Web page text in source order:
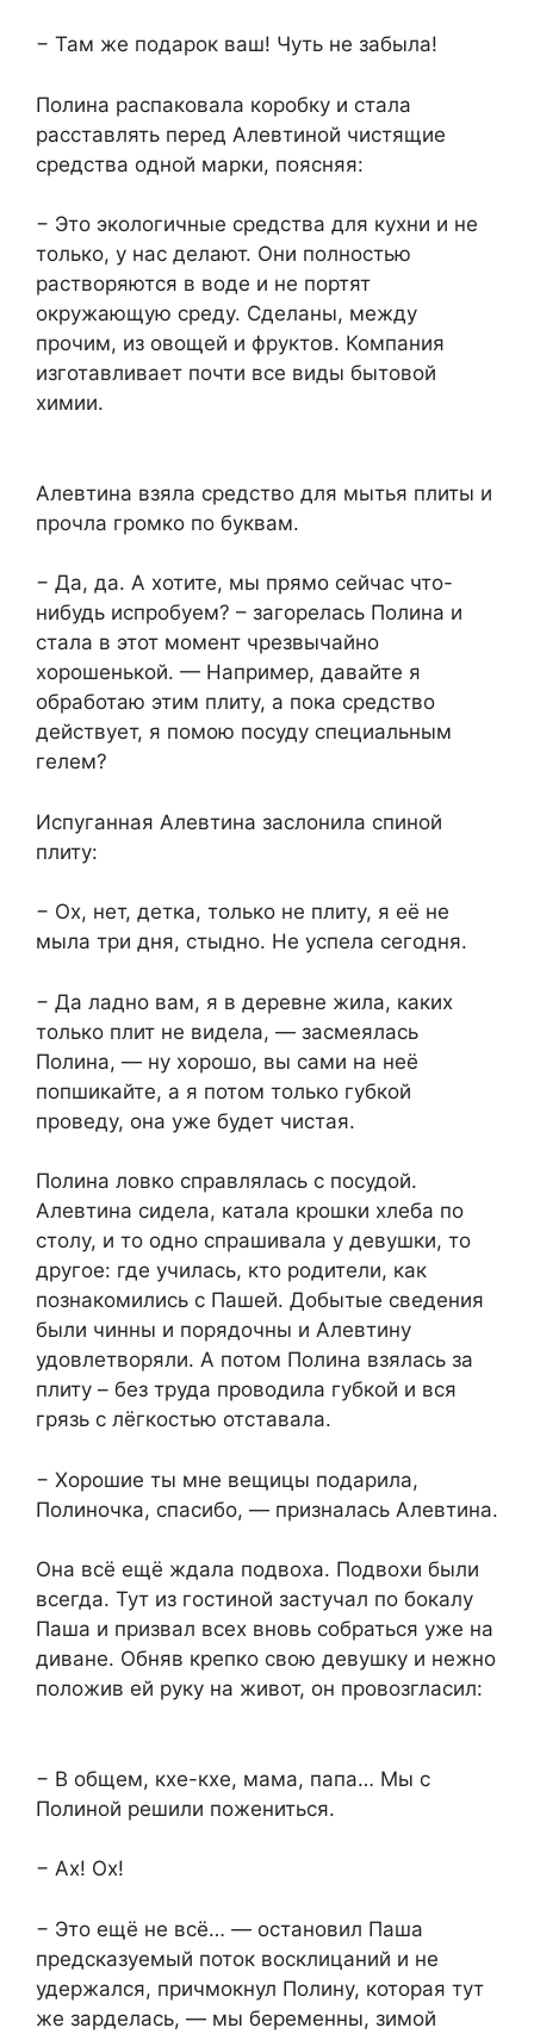
− Там же подарок ваш! Чуть не забыла!
Полина распаковала коробку и стала
расставлять перед Алевтиной чистящие
средства одной марки, поясняя:
− Это экологичные средства для кухни и не
только, у нас делают. Они полностью
растворяются в воде и не портят
окружающую среду. Сделаны, между
прочим, из овощей и фруктов. Компания
изготавливает почти все виды бытовой
химии.
Алевтина взяла средство для мытья плиты и
прочла громко по буквам.
− Да, да. А хотите, мы прямо сейчас что-
нибудь испробуем? – загорелась Полина и
стала в этот момент чрезвычайно
хорошенькой. — Например, давайте я
обработаю этим плиту, а пока средство
действует, я помою посуду специальным
гелем?
Испуганная Алевтина заслонила спиной
плиту:
− Ох, нет, детка, только не плиту, я её не
мыла три дня, стыдно. Не успела сегодня.
− Да ладно вам, я в деревне жила, каких
только плит не видела, — засмеялась
Полина, — ну хорошо, вы сами на неё
попшикайте, а я потом только губкой
проведу, она уже будет чистая.
Полина ловко справлялась с посудой.
Алевтина сидела, катала крошки хлеба по
столу, и то одно спрашивала у девушки, то
другое: где училась, кто родители, как
познакомились с Пашей. Добытые сведения
были чинны и порядочны и Алевтину
удовлетворяли. А потом Полина взялась за
плиту – без труда проводила губкой и вся
грязь с лёгкостью отставала.
− Хорошие ты мне вещицы подарила,
Полиночка, спасибо, — призналась Алевтина.
Она всё ещё ждала подвоха. Подвохи были
всегда. Тут из гостиной застучал по бокалу
Паша и призвал всех вновь собраться уже на
диване. Обняв крепко свою девушку и нежно
положив ей руку на живот, он провозгласил:
− В общем, кхе-кхе, мама, папа… Мы с
Полиной решили пожениться.
− Ах! Ох!
− Это ещё не всё… — остановил Паша
предсказуемый поток восклицаний и не
удержался, причмокнул Полину, которая тут
же зарделась, — мы беременны, зимой